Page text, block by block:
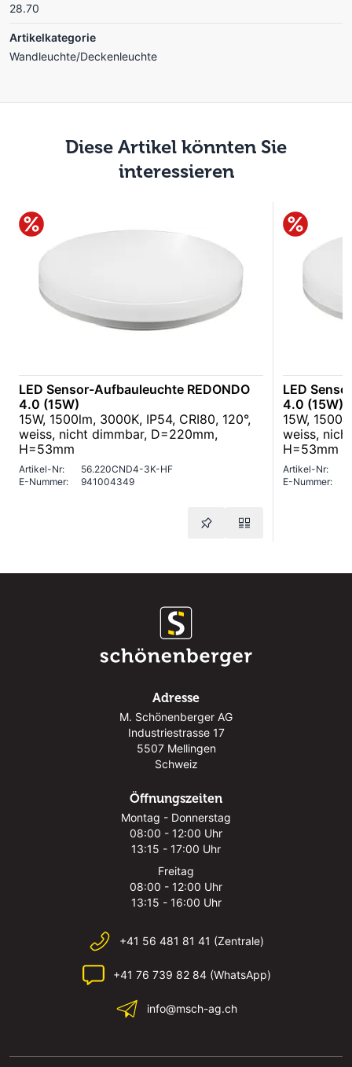
28.70
Artikelkategorie
Wandleuchte/Deckenleuchte
Diese Artikel könnten Sie
interessieren
LED Sensor-Aufbauleuchte REDONDO
4.0 (15W)
15W, 1500lm, 3000K, IP54, CRI80, 120°,
weiss, nicht dimmbar, D=220mm,
H=53mm
Artikel-Nr:
56.220CND4-3K-HF
E-Nummer:
941004349
LED
4.0 (15W)
15W,
weiss,
H=53mm
Artikel-Nr:
E-Nummer:
Adresse
M. Schönenberger AG
Industriestrasse 17
5507 Mellingen
Schweiz
Öffnungszeiten
Montag - Donnerstag
08:00 - 12:00 Uhr
13:15 - 17:00 Uhr
Freitag
08:00 - 12:00 Uhr
13:15 - 16:00 Uhr
+41 56 481 81 41 (Zentrale)
+41 76 739 82 84 (WhatsApp)
info@msch-ag.ch